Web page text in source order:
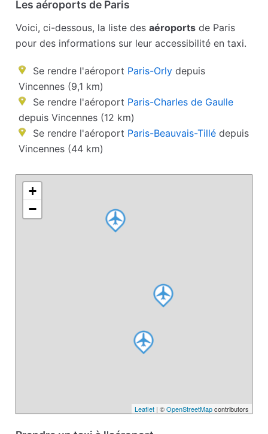
Les aéroports de Paris
Voici, ci-dessous, la liste desaéroports de Paris
pour des informations sur leur accessibilité en taxi.
Se rendre l'aéroport Paris-Orly depuis
Vincennes (9,1 km)
Se rendre l'aéroport Paris-Charles de Gaulle
depuis Vincennes (12 km)
Se rendre l'aéroport Paris-Beauvais-Tillé depuis
Vincennes (44 km)
+
−
Leaflet| ©OpenStreetMapcontributors